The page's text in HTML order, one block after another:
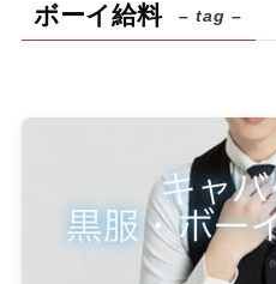
ボーイ給料 – tag –